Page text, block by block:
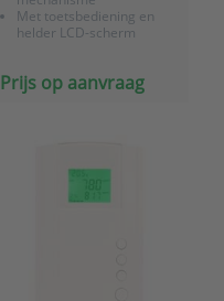
Met toetsbediening en
helder LCD-scherm
vochtigheid
Prijs op aanvraag